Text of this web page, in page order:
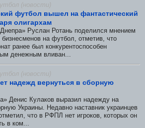
(новости)
футбол вышел на фантастический
олигархам
Руслан Ротань поделился мнением
на футбол, отметив, что
ранее был конкурентоспособен
денежным вливан...
(новости)
надежд вернуться в сборную
Денис Кулаков выразил надежду на
Украины. Недавно наставник украинцев
что в РФПЛ нет игроков, которых он
в ком...